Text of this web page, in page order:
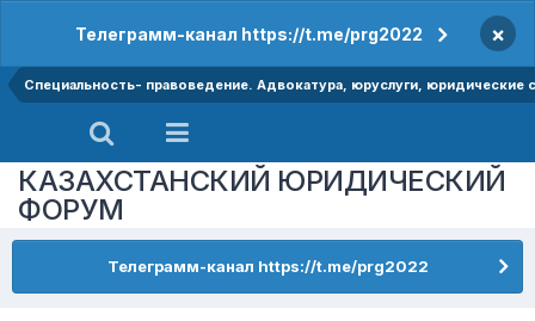
Телеграмм-канал https://t.me/prg2022 ×
Специальность- правоведение. Адвокатура, юруслуги, юридические
КАЗАХСТАНСКИЙ ЮРИДИЧЕСКИЙ
ФОРУМ
Телеграмм-канал https://t.me/prg2022